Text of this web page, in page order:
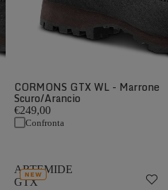
CORMONS GTX WL - Marrone
Scuro/Arancio
€249,00
Confronta
ARTEMIDE
GTX
NEW